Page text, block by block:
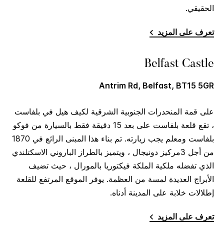
الحقيقي.
تعرف على المزيد
Belfast Castle
Antrim Rd, Belfast, BT15 5GR
على قمة المنحدرات الجنوبية الشرقية لكيف هيل في بلفاست
، تقع قلعة بلفاست على بعد 15 دقيقة فقط بالسيارة من فوكو
بلفاست ومعلم يجب زيارته. تم بناء هذا المبنى الرائع في 1870
من أجل 3مركيز دونيجال ، ويتميز بالطراز الباروني الاسكتلندي
الذي تفضله ملكية الملكة فيكتوريا بالمورال ، حيث تضيف
الأبراج العديدة لمسة من العظمة. يوفر الموقع المرتفع للقلعة
إطلالات خلابة على المدينة أدناه.
تعرف على المزيد